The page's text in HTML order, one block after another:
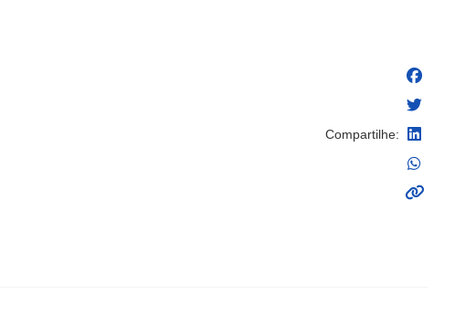
Compartilhe: